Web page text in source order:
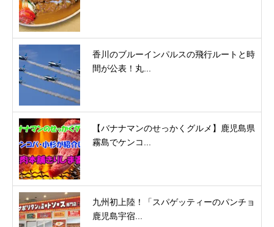
香川のブルーインパルスの飛行ルートと時
間が公表！丸...
【バナナマンのせっかくグルメ】鹿児島県
霧島でケンコ...
九州初上陸！「スパゲッティーのパンチョ
鹿児島宇宿...